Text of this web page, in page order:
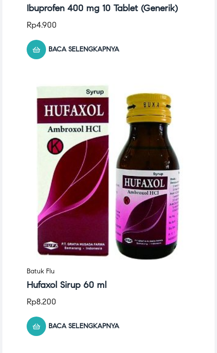
Ibuprofen 400 mg 10 Tablet (Generik)
Rp4.900
BACA SELENGKAPNYA
Batuk Flu
Hufaxol Sirup 60 ml
Rp8.200
BACA SELENGKAPNYA